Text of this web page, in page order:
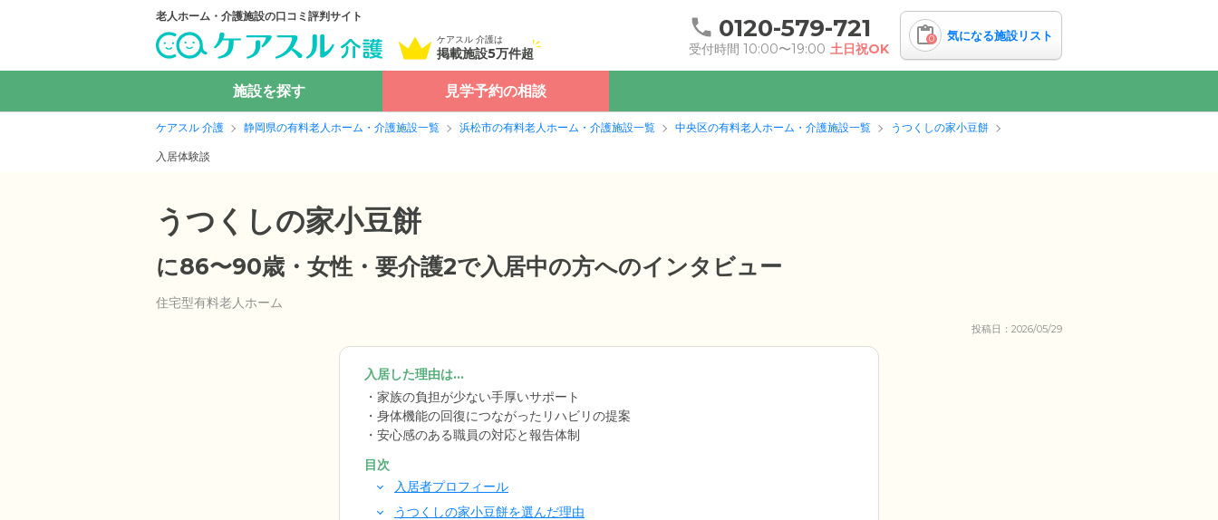
老人ホーム・介護施設の口コミ評判サイト
ケアスル 介護は
掲載施設5万件超
0120-579-721
受付時間 10:00〜19:00 土日祝OK
0 気になる施設リスト
施設を探す 見学予約の相談
ケアスル 介護 静岡県の有料老人ホーム・介護施設一覧 浜松市の有料老人ホーム・介護施設一覧 中央区の有料老人ホーム・介護施設一覧 うつくしの家小豆餅
入居体験談
うつくしの家小豆餅
に86〜90歳・女性・要介護2で入居中の方へのインタビュー
住宅型有料老人ホーム
投稿日：2026/05/29
入居した理由は...
家族の負担が少ない手厚いサポート
身体機能の回復につながったリハビリの提案
安心感のある職員の対応と報告体制
目次
入居者プロフィール
うつくしの家小豆餅を選んだ理由